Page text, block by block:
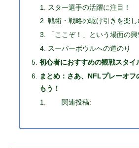
スター選手の活躍に注目！
戦術・戦略の駆け引きを楽し
「ここぞ！」という場面の興
スーパーボウルへの道のり
初心者におすすめの観戦スタイ
まとめ：さあ、NFLプレーオフ
もう！
関連投稿: